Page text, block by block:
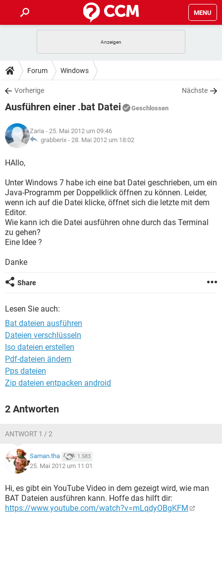
MENU
ANDROID
WINDOWS 10
WHATSAPP TIKTOK
FACEBOOK
TIPPS & TRICKS
SPIELE
WHATSAPP
FACEBOOK
DOWNLOADS
SPIELE STREAMING
ANDROID
WINDOWS 10 INSTAGRAM
WHATSAPP
SPIELE
ANDROID
WINDOWS 10
WHATSAPP TIKTOK
FACEBOOK HARDWARE
LEXIKON
SPIELE
WINDOWS 10 INSTAGRAM
WHATSAPP
FACEBOOK HARDWARE
Forum Windows
Vorherige Nächste
Ausführen einer .bat Datei Geschlossen
Zaria - 25. Mai 2012 um 09:46
grabberix - 28. Mai 2012 um 18:02
HAllo,
Unter Windows 7 habe ich eine bat Datei geschrieben, um ein
Java-Programm per Doppelklick öffnen zu können. Leider,
wenn ich auf die Datei klicke, öffnet sich die letzte mit dem
Editor.
Wie kann ich die Datei ausführen ohne durch das Terminal
zu gehen?
Eine Idee ?
Danke
Share
Lesen Sie auch:
Bat dateien ausführen
Dateien verschlüsseln
Iso dateien erstellen
Pdf-dateien ändern
Pps dateien
Zip dateien entpacken android
2 Antworten
ANTWORT 1 / 2
Saman.tha 1.583
25. Mai 2012 um 11:01
Hi, es gibt ein YouTube Video in dem gezeigt wird, wie man
BAT Dateien ausführen kann. Hoffe das hilft dir:
https://www.youtube.com/watch?v=mLqdyOBgKFM